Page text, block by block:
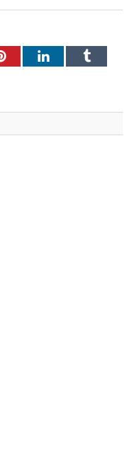
PinterestLinkedInTumblr